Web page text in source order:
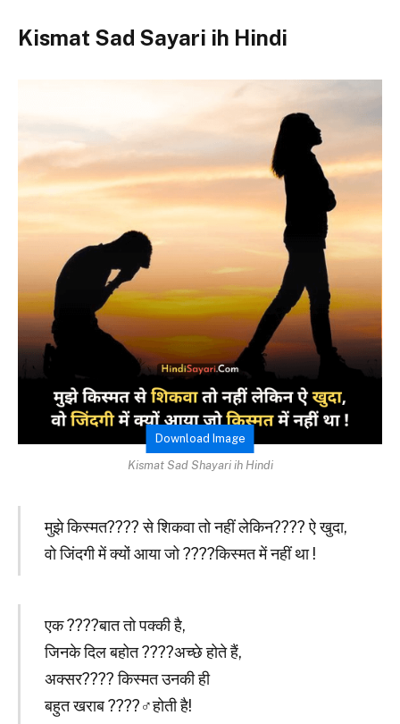
Kismat Sad Sayari ih Hindi
Download Image
Kismat Sad Shayari ih Hindi
मुझे किस्मत???? से शिकवा तो नहीं लेकिन???? ऐ खुदा,
वो जिंदगी में क्यों आया जो ????किस्मत में नहीं था !
एक ????बात तो पक्की है,
जिनके दिल बहोत ????अच्छे होते हैं,
अक्सर???? किस्मत उनकी ही
बहुत खराब ????‍♂️होती है!